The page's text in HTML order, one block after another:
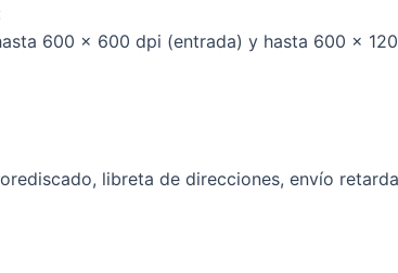
600 x 600 dpi (entrada) y hasta 600 x
libreta de direcciones, envío